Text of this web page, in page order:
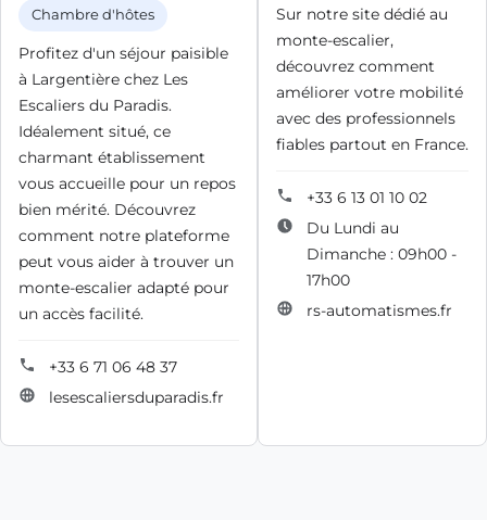
Chambre d'hôtes
Profitez d'un séjour paisible
à Largentière chez Les
Escaliers du Paradis.
Idéalement situé, ce
charmant établissement
vous accueille pour un repos
bien mérité. Découvrez
comment notre plateforme
peut vous aider à trouver un
monte-escalier adapté pour
un accès facilité.
+33 6 71 06 48 37
lesescaliersduparadis.fr
Sur notre site dédié au
monte-escalier,
découvrez comment
améliorer votre mobilité
avec des professionnels
fiables partout en France.
+33 6 13 01 10 02
Du Lundi au
Dimanche : 09h00 -
17h00
rs-automatismes.fr